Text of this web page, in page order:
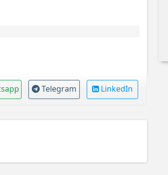
Telegram LinkedIn